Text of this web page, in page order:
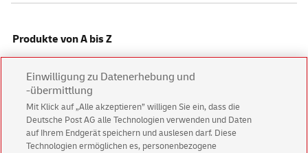
Produkte von A bis Z
Alles für Privatkunden
Alles für Geschäftskunden
Einwilligung zu Datenerhebung und
-übermittlung
Mit Klick auf „Alle akzeptieren” willigen Sie ein, dass die
Deutsche Post AG alle Technologien verwenden und Daten
auf Ihrem Endgerät speichern und auslesen darf. Diese
Technologien ermöglichen es, personenbezogene